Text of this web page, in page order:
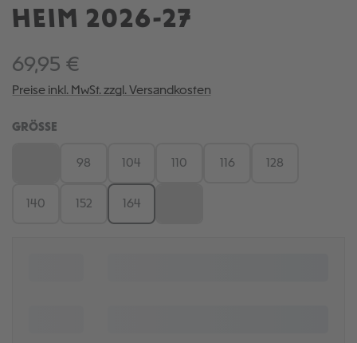
HEIM 2026-27
69,95 €
Preise inkl. MwSt. zzgl. Versandkosten
GRÖSSE
98 104 110 116 128
140 152 164